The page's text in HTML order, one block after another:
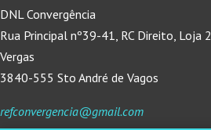
DNL Convergência
Rua Principal nº39-41, RC Direito, Loja 2
Vergas
3840-555 Sto André de Vagos
refconvergencia@gmail.com